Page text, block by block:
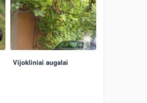
Vijokliniai augalai